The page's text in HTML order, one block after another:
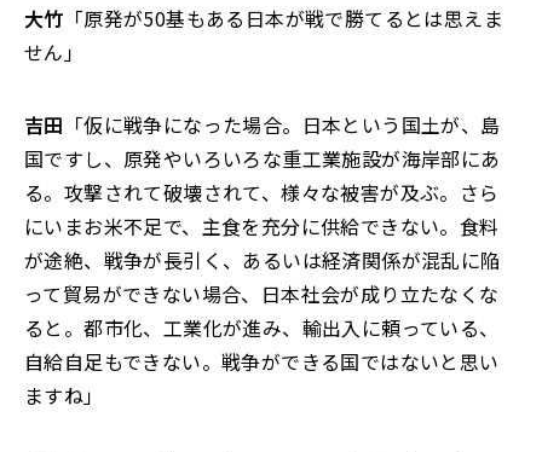
大竹 「原発が50基もある日本が戦で勝てるとは思えま
せん」
吉田 「仮に戦争になった場合。日本という国土が、島
国ですし、原発やいろいろな重工業施設が海岸部にあ
る。攻撃されて破壊されて、様々な被害が及ぶ。さら
にいまお米不足で、主食を充分に供給できない。食料
が途絶、戦争が長引く、あるいは経済関係が混乱に陥
って貿易ができない場合、日本社会が成り立たなくな
ると。都市化、工業化が進み、輸出入に頼っている、
自給自足もできない。戦争ができる国ではないと思い
ますね」